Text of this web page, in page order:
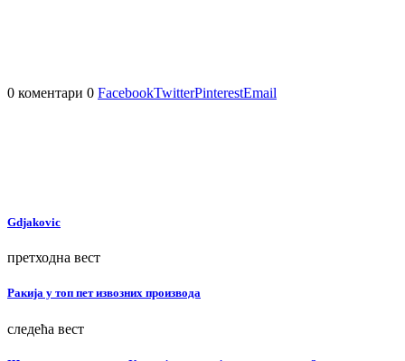
0 коментари 0 FacebookTwitterPinterestEmail
Gdjakovic
претходна вест
Ракија у топ пет извозних производа
следећа вест